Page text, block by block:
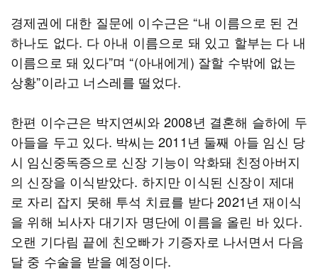
경제권에 대한 질문에 이수근은 “내 이름으로 된 건
하나도 없다. 다 아내 이름으로 돼 있고 할부는 다 내
이름으로 돼 있다”며 “(아내에게) 잘할 수밖에 없는
상황”이라고 너스레를 떨었다.
한편 이수근은 박지연씨와 2008년 결혼해 슬하에 두
아들을 두고 있다. 박씨는 2011년 둘째 아들 임신 당
시 임신중독증으로 신장 기능이 악화돼 친정아버지
의 신장을 이식받았다. 하지만 이식된 신장이 제대
로 자리 잡지 못해 투석 치료를 받다 2021년 재이식
을 위해 뇌사자 대기자 명단에 이름을 올린 바 있다.
오랜 기다림 끝에 친오빠가 기증자로 나서면서 다음
달 중 수술을 받을 예정이다.